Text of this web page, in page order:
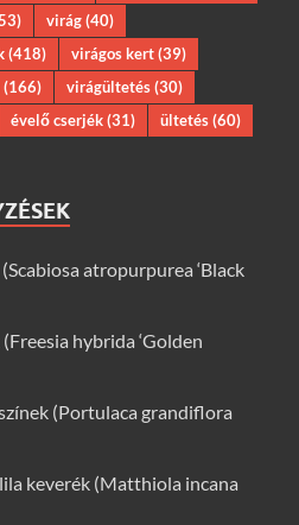
virág(40)
(418) virágos kert(39)
(166) virágültetés(30)
évelő cserjék(31) ültetés(60)
atropurpurea ‘Black
hybrida ‘Golden
(Portulaca grandiflora
keverék (Matthiola incana